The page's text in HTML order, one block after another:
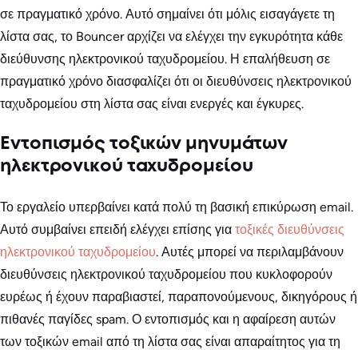
σε πραγματικό χρόνο. Αυτό σημαίνει ότι μόλις εισαγάγετε τη
λίστα σας, το Bouncer αρχίζει να ελέγχει την εγκυρότητα κάθε
διεύθυνσης ηλεκτρονικού ταχυδρομείου. Η επαλήθευση σε
πραγματικό χρόνο διασφαλίζει ότι οι διευθύνσεις ηλεκτρονικού
ταχυδρομείου στη λίστα σας είναι ενεργές και έγκυρες.
Εντοπισμός τοξικών μηνυμάτων
ηλεκτρονικού ταχυδρομείου
Το εργαλείο υπερβαίνει κατά πολύ τη βασική επικύρωση email.
Αυτό συμβαίνει επειδή ελέγχει επίσης για τοξικές διευθύνσεις
ηλεκτρονικού ταχυδρομείου. Αυτές μπορεί να περιλαμβάνουν
διευθύνσεις ηλεκτρονικού ταχυδρομείου που κυκλοφορούν
ευρέως ή έχουν παραβιαστεί, παραπονούμενους, δικηγόρους ή
πιθανές παγίδες spam. Ο εντοπισμός και η αφαίρεση αυτών
των τοξικών email από τη λίστα σας είναι απαραίτητος για τη